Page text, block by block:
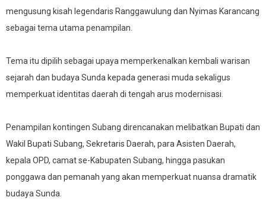
mengusung kisah legendaris Ranggawulung dan Nyimas Karancang
sebagai tema utama penampilan.
Tema itu dipilih sebagai upaya memperkenalkan kembali warisan
sejarah dan budaya Sunda kepada generasi muda sekaligus
memperkuat identitas daerah di tengah arus modernisasi.
Penampilan kontingen Subang direncanakan melibatkan Bupati dan
Wakil Bupati Subang, Sekretaris Daerah, para Asisten Daerah,
kepala OPD, camat se-Kabupaten Subang, hingga pasukan
ponggawa dan pemanah yang akan memperkuat nuansa dramatik
budaya Sunda.